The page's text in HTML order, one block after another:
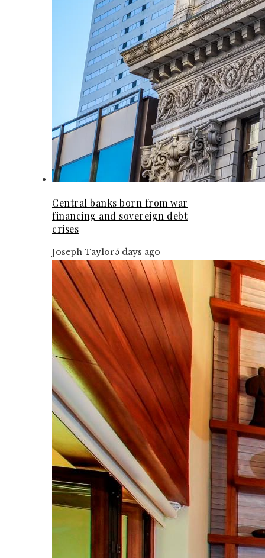
Central banks born from war
financing and sovereign debt
crises
Joseph Taylor5 days ago